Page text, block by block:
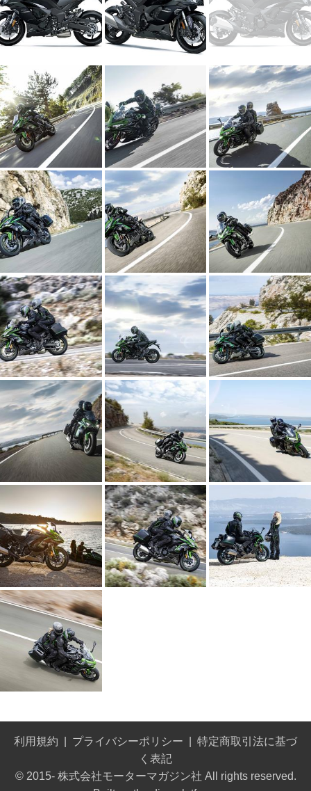
利用規約 プライバシーポリシー
特定商取引法に基づ
く表記
© 2015- 株式会社モーターマガジン社 All rights reserved.